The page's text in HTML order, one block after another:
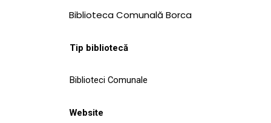
CULTURALE
NOUTĂȚI
Biblioteca Comunală Borca
Tip bibliotecă
Biblioteci Comunale
Website